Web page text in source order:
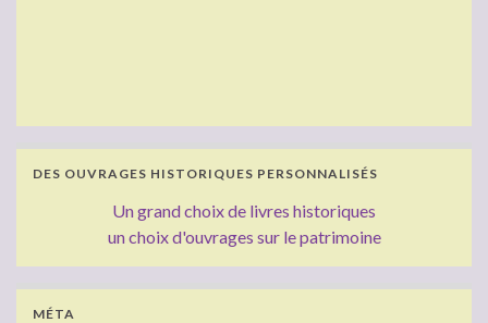
DES OUVRAGES HISTORIQUES PERSONNALISÉS
Un grand choix de livres historiques
un choix d'ouvrages sur le patrimoine
MÉTA